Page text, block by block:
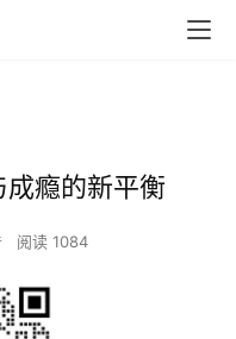
瘾的新平衡
阅读 1084